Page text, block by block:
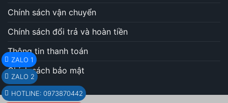
Chính sách vận chuyển
Chính sách đổi trả và hoàn tiền
Thông tin thanh toán
Chính sách bảo mật
ZALO 1
ZALO 2
HOTLINE: 0973870442